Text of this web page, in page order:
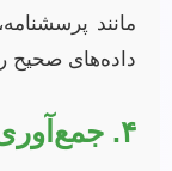
مانند
داده‌های صحیح
۴. جمع‌آوری و تحلیل داده‌ها